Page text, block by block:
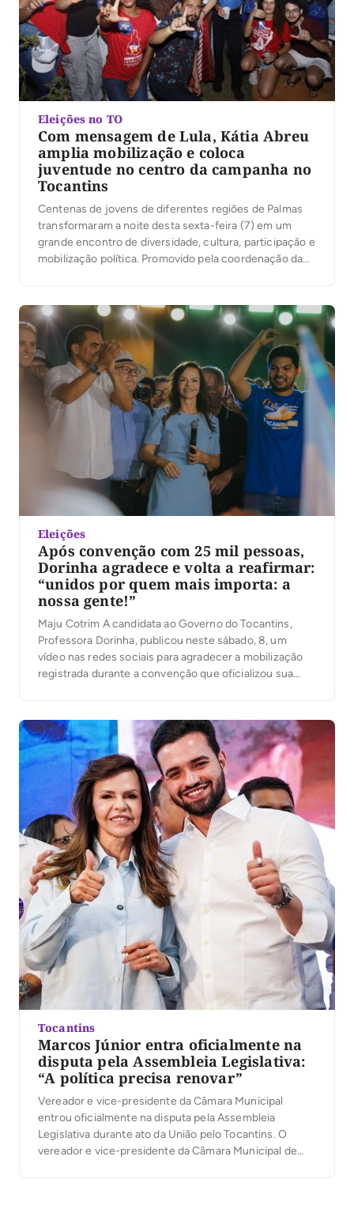
Eleições no TO
Com mensagem de Lula, Kátia Abreu
amplia mobilização e coloca
juventude no centro da campanha no
Tocantins
Centenas de jovens de diferentes regiões de Palmas
transformaram a noite desta sexta-feira (7) em um
grande encontro de diversidade, cultura, participação e
mobilização política. Promovido pela coordenação da
o evento reuniu jovens de Palmas em torno de […]
Eleições
Após convenção com 25 mil pessoas,
Dorinha agradece e volta a reafirmar:
“unidos por quem mais importa: a
nossa gente!”
Maju Cotrim A candidata ao Governo do Tocantins,
Professora Dorinha, publicou neste sábado, 8, um
vídeo nas redes sociais para agradecer a mobilização
registrada durante a convenção que oficializou sua
destacou a presença das caravanas, lideranças e
apoiadores que participaram […]
Tocantins
Marcos Júnior entra oficialmente na
disputa pela Assembleia Legislativa:
“A política precisa renovar”
Vereador e vice-presidente da Câmara Municipal
entrou oficialmente na disputa pela Assembleia
Legislativa durante ato da União pelo Tocantins. O
vereador e vice-presidente da Câmara Municipal de